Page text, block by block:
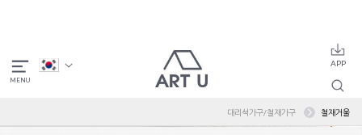
대리석가구/철재가구 철재거울